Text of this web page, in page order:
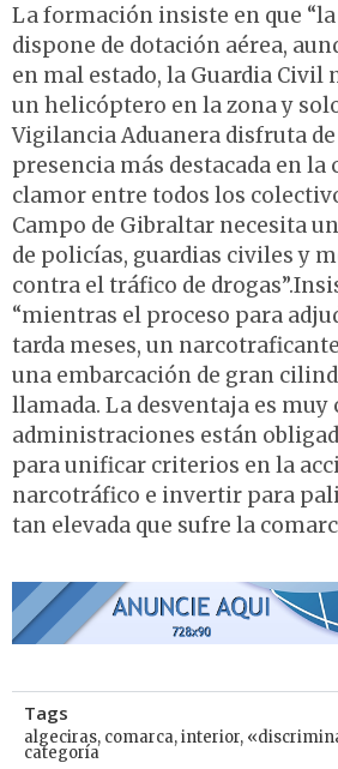
La formación insiste en que
dispone de dotación aérea,
en mal estado, la Guardia Civil
un helicóptero en la zona y
Vigilancia Aduanera disfruta
presencia más destacada en la
clamor entre todos los
Campo de Gibraltar necesita
de policías, guardias civiles y
contra el tráfico de
“mientras el proceso para
tarda meses, un
una embarcación de gran
llamada. La desventaja es muy
administraciones están
para unificar criterios en la
narcotráfico e invertir para
tan elevada que sufre la
Tags
algeciras, comarca,interior,
categoría